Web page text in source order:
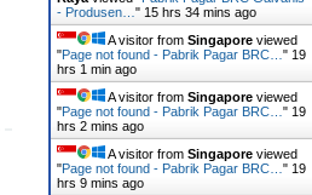
- Produsen…" 15 hrs 34 mins ago
A visitor fromSingapore viewed
"Page not found - Pabrik Pagar BRC…" 19
hrs 1 min ago
A visitor fromSingapore viewed
"Page not found - Pabrik Pagar BRC…" 19
hrs 2 mins ago
A visitor fromSingapore viewed
"Page not found - Pabrik Pagar BRC…" 19
hrs 9 mins ago